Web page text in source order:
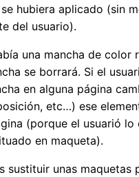
hubiera aplicado (sin
del usuario).
una mancha de color
se borrará. Si el
en alguna página
etc…) ese
(porque el usuarió lo
en maqueta).
sustituir unas maquetas